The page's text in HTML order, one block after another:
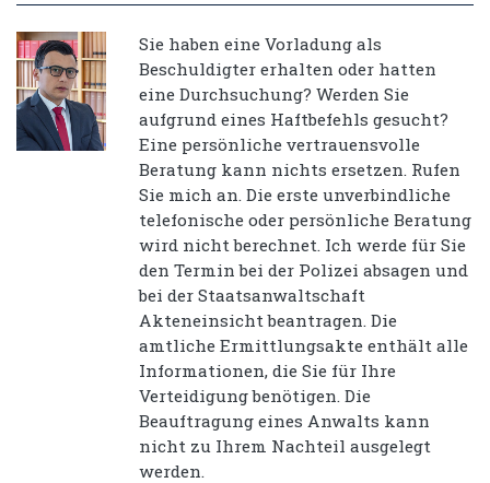
Sie haben eine Vorladung als
Beschuldigter erhalten oder hatten
eine Durchsuchung? Werden Sie
aufgrund eines Haftbefehls gesucht?
Eine persönliche vertrauensvolle
Beratung kann nichts ersetzen. Rufen
Sie mich an. Die erste unverbindliche
telefonische oder persönliche Beratung
wird nicht berechnet. Ich werde für Sie
den Termin bei der Polizei absagen und
bei der Staatsanwaltschaft
Akteneinsicht beantragen. Die
amtliche Ermittlungsakte enthält alle
Informationen, die Sie für Ihre
Verteidigung benötigen. Die
Beauftragung eines Anwalts kann
nicht zu Ihrem Nachteil ausgelegt
werden.